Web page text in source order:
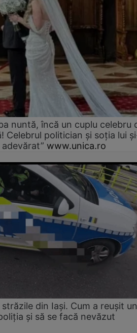
nuntă, încă un cuplu celebru
Celebrul politician și soția lui
www.unica.ro
din Iași. Cum a reușit un
și să se facă nevăzut